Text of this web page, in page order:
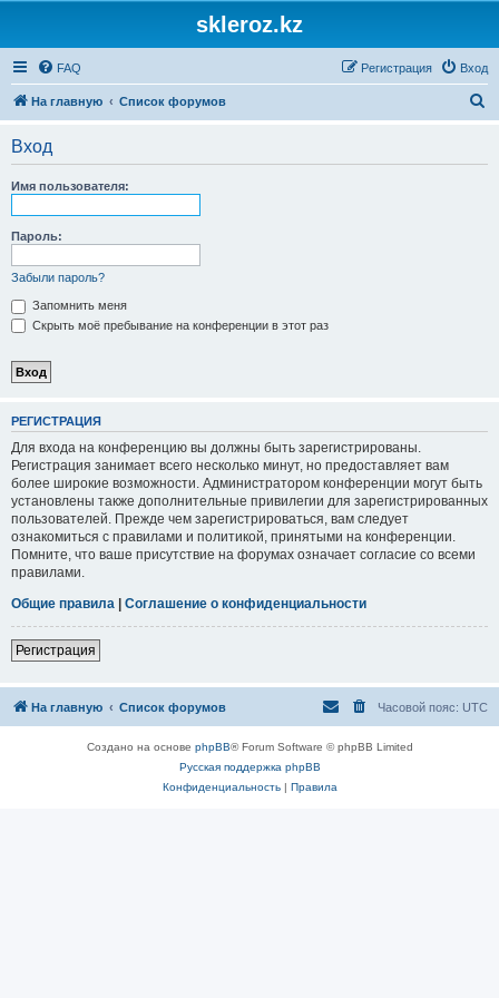
skleroz.kz
FAQ Вход
Регистрация
На главную Список форумов
Вход
Имя пользователя:
Пароль:
Забыли пароль?
Запомнить меня
Скрыть моё пребывание на конференции в этот раз
РЕГИСТРАЦИЯ
Для входа на конференцию вы должны быть зарегистрированы.
Регистрация занимает всего несколько минут, но предоставляет вам
более широкие возможности. Администратором конференции могут быть
установлены также дополнительные привилегии для зарегистрированных
пользователей. Прежде чем зарегистрироваться, вам следует
ознакомиться с правилами и политикой, принятыми на конференции.
Помните, что ваше присутствие на форумах означает согласие со всеми
правилами.
Общие правила | Соглашение о конфиденциальности
Регистрация
На главную Список форумов Часовой пояс: UTC
Создано на основе phpBB® Forum Software © phpBB Limited
Русская поддержка phpBB
Конфиденциальность| Правила